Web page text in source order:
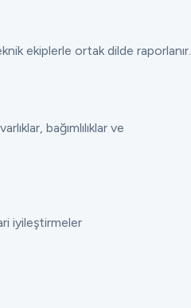
ekiplerle ortak dilde raporlanır.
bağımlılıklar ve
iyileştirmeler